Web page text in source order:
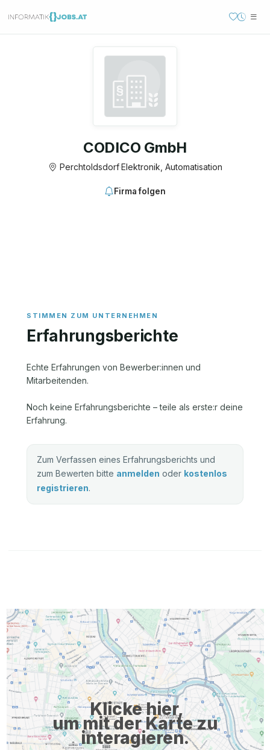
CODICO GmbH
Perchtoldsdorf·Elektronik, Automatisation
Firma folgen
Erfahrungsberichte
Echte Erfahrungen von Bewerber:innen und
Mitarbeitenden.
Noch keine Erfahrungsberichte – teile als erste:r deine
Erfahrung.
Zum Verfassen eines Erfahrungsberichts und
zum Bewerten bitte anmelden oder kostenlos
registrieren.
Klicke hier,
um mit der Karte zu
interagieren.